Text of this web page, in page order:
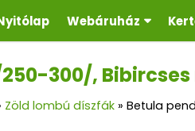
Webáruház
300/,
Zöld lombú díszfák » Betula